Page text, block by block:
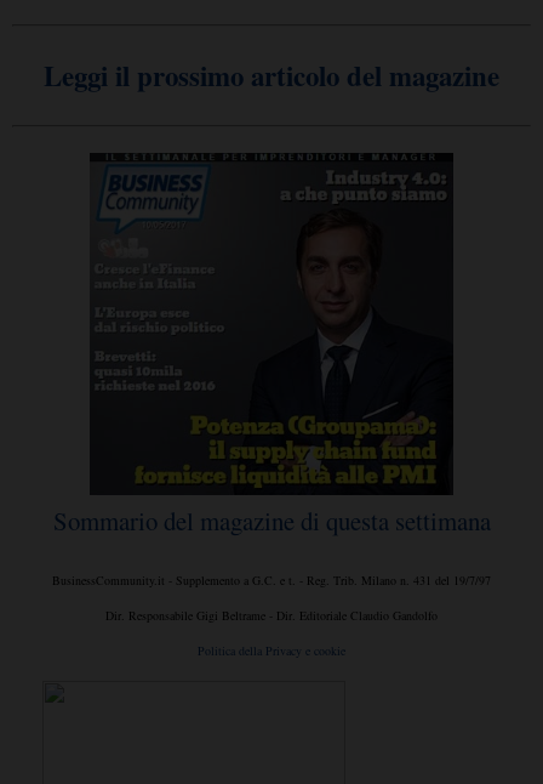
Leggi il prossimo articolo del magazine
Sommario del magazine di questa settimana
BusinessCommunity.it - Supplemento a G.C. e t. - Reg. Trib. Milano n. 431 del 19/7/97
Dir. Responsabile Gigi Beltrame - Dir. Editoriale Claudio Gandolfo
Politica della Privacy e cookie